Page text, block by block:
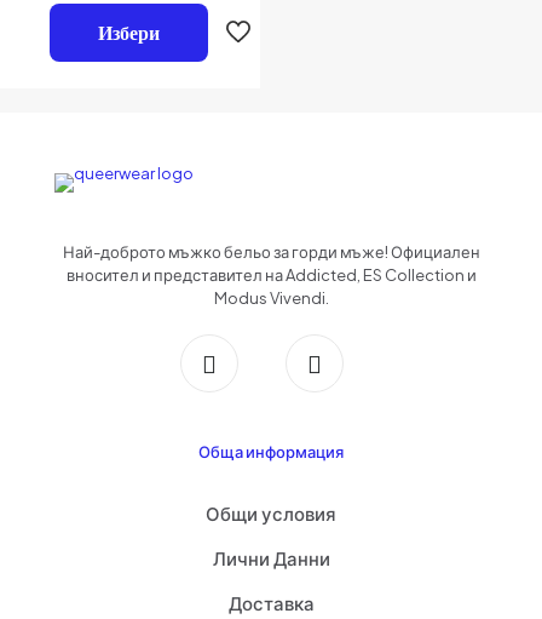
следващия път когато коментирам.
отИзбери
Най-доброто мъжко бельо за горди мъже! Официален
вносител и представител на Addicted, ES Collection и
Modus Vivendi.
Обща информация
Общи условия
Лични Данни
Доставка